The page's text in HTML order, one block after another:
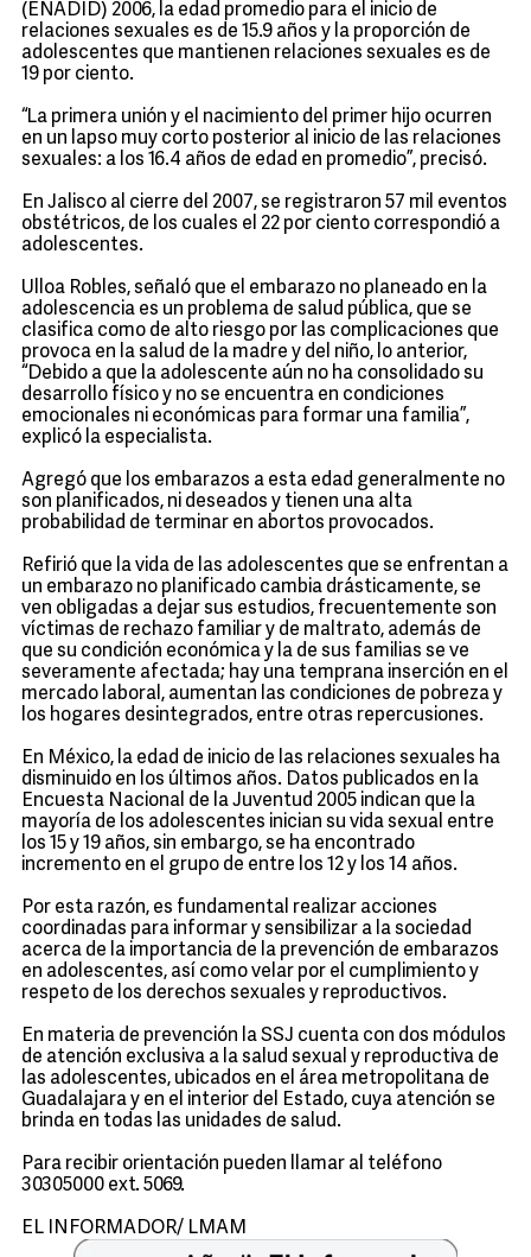
(ENADID) 2006, la edad promedio para el inicio de
relaciones sexuales es de 15.9 años y la proporción de
adolescentes que mantienen relaciones sexuales es de
19 por ciento.
“La primera unión y el nacimiento del primer hijo ocurren
en un lapso muy corto posterior al inicio de las relaciones
sexuales: a los 16.4 años de edad en promedio”, precisó.
En Jalisco al cierre del 2007, se registraron 57 mil eventos
obstétricos, de los cuales el 22 por ciento correspondió a
adolescentes.
Ulloa Robles, señaló que el embarazo no planeado en la
adolescencia es un problema de salud pública, que se
clasifica como de alto riesgo por las complicaciones que
provoca en la salud de la madre y del niño, lo anterior,
“Debido a que la adolescente aún no ha consolidado su
desarrollo físico y no se encuentra en condiciones
emocionales ni económicas para formar una familia”,
explicó la especialista.
Agregó que los embarazos a esta edad generalmente no
son planificados, ni deseados y tienen una alta
probabilidad de terminar en abortos provocados.
Refirió que la vida de las adolescentes que se enfrentan a
un embarazo no planificado cambia drásticamente, se
ven obligadas a dejar sus estudios, frecuentemente son
víctimas de rechazo familiar y de maltrato, además de
que su condición económica y la de sus familias se ve
severamente afectada; hay una temprana inserción en el
mercado laboral, aumentan las condiciones de pobreza y
los hogares desintegrados, entre otras repercusiones.
En México, la edad de inicio de las relaciones sexuales ha
disminuido en los últimos años. Datos publicados en la
Encuesta Nacional de la Juventud 2005 indican que la
mayoría de los adolescentes inician su vida sexual entre
los 15 y 19 años, sin embargo, se ha encontrado
incremento en el grupo de entre los 12 y los 14 años.
Por esta razón, es fundamental realizar acciones
coordinadas para informar y sensibilizar a la sociedad
acerca de la importancia de la prevención de embarazos
en adolescentes, así como velar por el cumplimiento y
respeto de los derechos sexuales y reproductivos.
En materia de prevención la SSJ cuenta con dos módulos
de atención exclusiva a la salud sexual y reproductiva de
las adolescentes, ubicados en el área metropolitana de
Guadalajara y en el interior del Estado, cuya atención se
brinda en todas las unidades de salud.
Para recibir orientación pueden llamar al teléfono
30305000 ext. 5069.
EL INFORMADOR/ LMAM